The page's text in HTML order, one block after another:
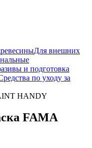
Для внешних
и подготовка
по уходу за
HANDY
FAMA